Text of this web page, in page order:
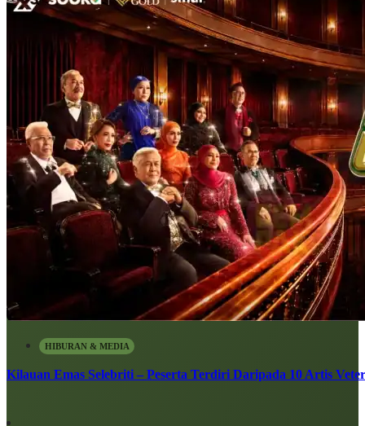
HIBURAN & MEDIA
Kilauan Emas Selebriti – Peserta Terdiri Daripada 10 Artis